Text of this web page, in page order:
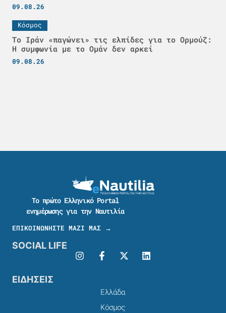
09.08.26
Κόσμος
Το Ιράν «παγώνει» τις ελπίδες για το Ορμούζ:
Η συμφωνία με το Ομάν δεν αρκεί
09.08.26
Το πρώτο Ελληνικό Portal
ενημέρωσης για την Ναυτιλία
ΕΠΙΚΟΙΝΩΝΗΣΤΕ ΜΑΖΙ ΜΑΣ →
SOCIAL LIFE
ΕΙΔΗΣΕΙΣ
Ελλάδα
Κόσμος